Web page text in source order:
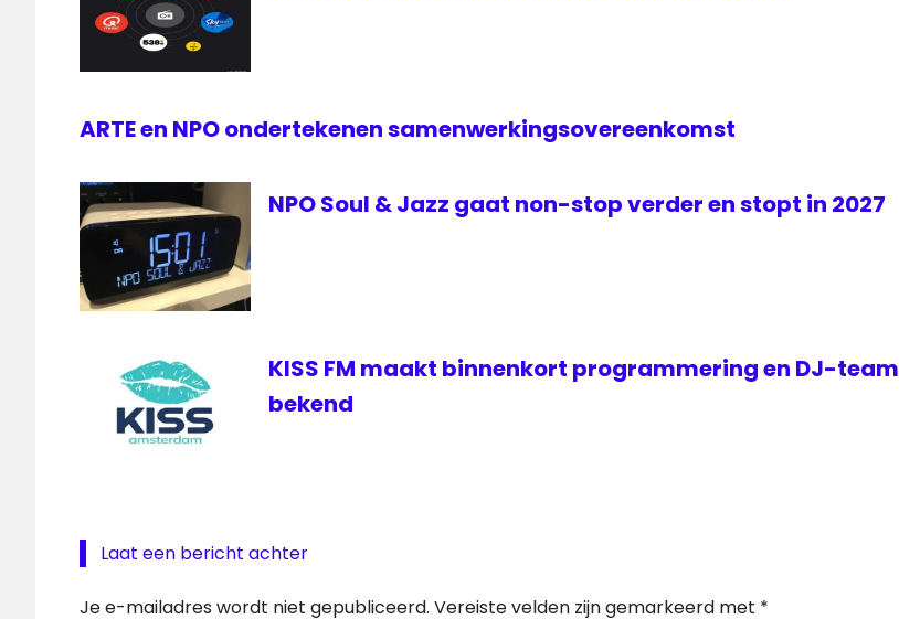
ARTE en NPO ondertekenen samenwerkingsovereenkomst
NPO Soul & Jazz gaat non-stop verder en stopt in 2027
KISS FM maakt binnenkort programmering en DJ-team
bekend
Laat een bericht achter
Je e-mailadres wordt niet gepubliceerd. Vereiste velden zijn gemarkeerd met *